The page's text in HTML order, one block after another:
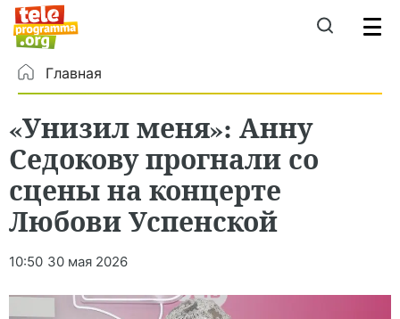
Главная
«Унизил меня»: Анну
Седокову прогнали со
сцены на концерте
Любови Успенской
10:50 30 мая 2026